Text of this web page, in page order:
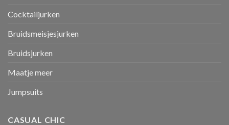
Cocktailjurken
Bruidsmeisjesjurken
Bruidsjurken
Maatje meer
Jumpsuits
CASUAL CHIC